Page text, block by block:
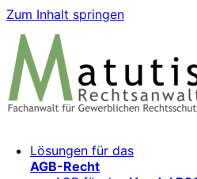
Zum Inhalt springen
wachsen mit starken AGB,
Markenschutz
Aktivitäten, Plattformen und
entwickeln und skalieren wollen.
Lösungen für das
AGB-Recht